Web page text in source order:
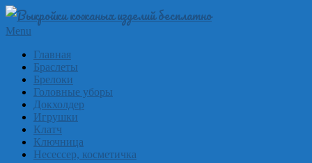
Skip
content
Выкройки
кожи
бесплатно
Skinpat
Primary
Menu
Menu
Главная
Браслеты
Брелоки
Головные уборы
Докхолдер
Игрушки
Клатч
Ключница
Несессер, косметичка